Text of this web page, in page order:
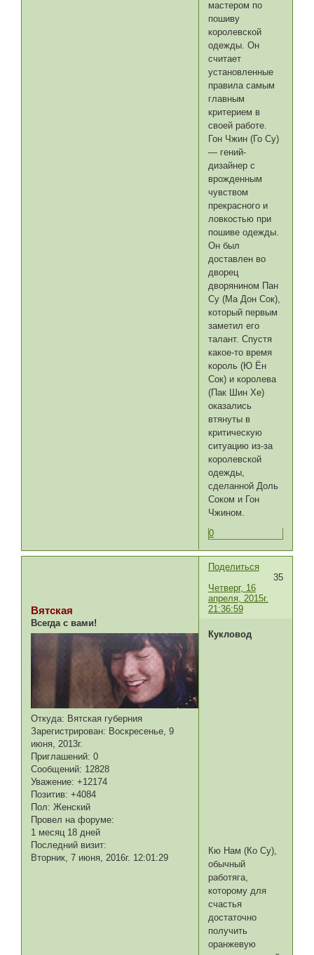
мастером по
пошиву
королевской
одежды. Он
считает
установленные
правила самым
главным
критерием в
своей работе.
Гон Чжин (Го Су)
— гений-
дизайнер с
врожденным
чувством
прекрасного и
ловкостью при
пошиве одежды.
Он был
доставлен во
дворец
дворянином Пан
Су (Ма Дон Сок),
который первым
заметил его ​​
талант. Спустя
какое-то время
король (Ю Ён
Сок) и королева
(Пак Шин Хе)
оказались
втянуты в
критическую
ситуацию из-за
королевской
одежды,
сделанной Доль
Соком и Гон
Чжином.
0
Поделиться
35
Четверг, 16
апреля, 2015г.
21:36:59
Вятская
Всегда с вами!
Откуда: Вятская губерния
Зарегистрирован: Воскресенье, 9
июня, 2013г.
Приглашений: 0
Сообщений: 12828
Уважение: +12174
Позитив: +4084
Пол: Женский
Провел на форуме:
1 месяц 18 дней
Последний визит:
Вторник, 7 июня, 2016г. 12:01:29
Кукловод
Кю Нам (Ко Су),
обычный
работяга,
которому для
счастья
достаточно
получить
оранжевую